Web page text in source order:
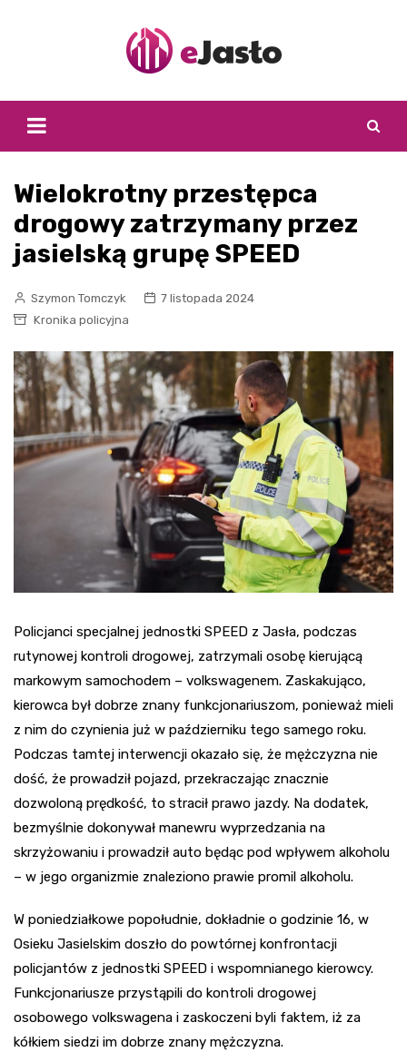
Wielokrotny przestępca
drogowy zatrzymany przez
jasielską grupę SPEED
Szymon Tomczyk
7 listopada 2024
Kronika policyjna
Policjanci specjalnej jednostki SPEED z Jasła, podczas
rutynowej kontroli drogowej, zatrzymali osobę kierującą
markowym samochodem – volkswagenem. Zaskakująco,
kierowca był dobrze znany funkcjonariuszom, ponieważ mieli
z nim do czynienia już w październiku tego samego roku.
Podczas tamtej interwencji okazało się, że mężczyzna nie
dość, że prowadził pojazd, przekraczając znacznie
dozwoloną prędkość, to stracił prawo jazdy. Na dodatek,
bezmyślnie dokonywał manewru wyprzedzania na
skrzyżowaniu i prowadził auto będąc pod wpływem alkoholu
– w jego organizmie znaleziono prawie promil alkoholu.
W poniedziałkowe popołudnie, dokładnie o godzinie 16, w
Osieku Jasielskim doszło do powtórnej konfrontacji
policjantów z jednostki SPEED i wspomnianego kierowcy.
Funkcjonariusze przystąpili do kontroli drogowej
osobowego volkswagena i zaskoczeni byli faktem, iż za
kółkiem siedzi im dobrze znany mężczyzna.